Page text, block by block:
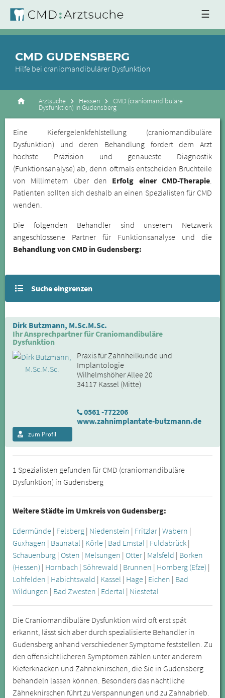
☰
CMD GUDENSBERG
Hilfe bei craniomandibulärer Dysfunktion
Arztsuche Hessen CMD (craniomandibuläre
Dysfunktion) in Gudensberg
Eine Kiefergelenkfehlstellung (craniomandibuläre
Dysfunktion) und deren Behandlung fordert dem Arzt
höchste Präzision und genaueste Diagnostik
(Funktionsanalyse) ab, denn oftmals entscheiden Bruchteile
von Millimetern über den Erfolg einer CMD-Therapie.
Patienten sollten sich deshalb an einen Spezialisten für CMD
wenden.
Die folgenden Behandler sind unserem Netzwerk
angeschlossene Partner für Funktionsanalyse und die
Behandlung von CMD in Gudensberg:
Suche eingrenzen
Dirk Butzmann, M.Sc.M.Sc.
Ihr Ansprechpartner für Craniomandibuläre
Dysfunktion
Praxis für Zahnheilkunde und
Implantologie
Wilhelmshöher Allee 20
34117 Kassel (Mitte)
0561 -772206
www.zahnimplantate-butzmann.de
zum Profil
1 Spezialisten gefunden für CMD (craniomandibuläre
Dysfunktion) in Gudensberg
Weitere Städte im Umkreis von Gudensberg:
Edermünde | Felsberg | Niedenstein | Fritzlar | Wabern |
Guxhagen | Baunatal | Körle | Bad Emstal | Fuldabrück |
Schauenburg | Osten | Melsungen | Otter | Malsfeld | Borken
(Hessen) | Hornbach | Söhrewald | Brunnen | Homberg (Efze) |
Lohfelden | Habichtswald | Kassel | Hage | Eichen | Bad
Wildungen | Bad Zwesten | Edertal | Niestetal
Die Craniomandibuläre Dysfunktion wird oft erst spät
erkannt, lässt sich aber durch spezialisierte Behandler in
Gudensberg anhand verschiedener Symptome feststellen. Zu
den offensichtlicheren Symptomen zählen unter anderem
Kieferknacken und Zähneknirschen, die Sie in Gudensberg
behandeln lassen können. Besonders das nächtliche
Zähneknirschen führt zu Verspannungen und zu Zahnabrieb.